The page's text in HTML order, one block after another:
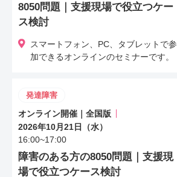
8050問題｜支援現場で役立つケー
ス検討
スマートフォン、PC、タブレットで参
加できるオンラインのセミナーです。
発達障害
オンライン開催｜全国版
2026年10月21日（水）
16:00~17:00
障害のある方の8050問題｜支援現
場で役立つケース検討